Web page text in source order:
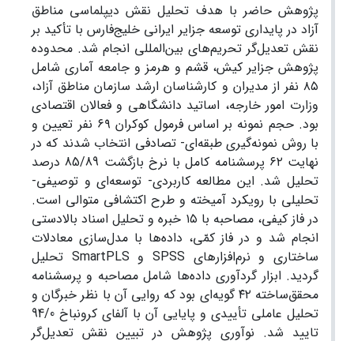
پژوهش حاضر با هدف تحلیل نقش دیپلماسی مناطق
آزاد در پایداری توسعه جزایر ایرانی خلیج‌فارس با تأکید بر
نقش تعدیل‌گر تحریم‌های بین‌المللی انجام شد. محدوده
پژوهش جزایر کیش، قشم و هرمز و جامعه آماری شامل
۸۵ نفر از مدیران و کارشناسان ارشد سازمان مناطق آزاد،
وزارت امور خارجه، اساتید دانشگاهی و فعالان اقتصادی
بود. حجم نمونه بر اساس فرمول کوکران ۶۹ نفر تعیین و
با روش نمونه‌گیری طبقه‌ای- تصادفی انتخاب شدند که در
نهایت ۶۲ پرسشنامه کامل با نرخ بازگشت 85/89 درصد
تحلیل شد. این مطالعه کاربردی- توسعه‌ای و توصیفی-
تحلیلی با رویکرد آمیخته و طرح اکتشافی متوالی است.
در فاز کیفی، مصاحبه با ۱۵ خبره و تحلیل اسناد بالادستی
انجام شد و در فاز کمّی، داده‌ها با مدل‌سازی معادلات
ساختاری و نرم‌افزارهای SPSS و SmartPLS تحلیل
گردید. ابزار گردآوری داده‌ها شامل مصاحبه و پرسشنامه
محقق‌ساخته ۴۲ گویه‌ای بود که روایی آن با نظر خبرگان و
تحلیل عاملی تأییدی و پایایی آن با آلفای کرونباخ 94/0
تایید شد. نوآوری پژوهش در تبیین نقش تعدیل‌گر